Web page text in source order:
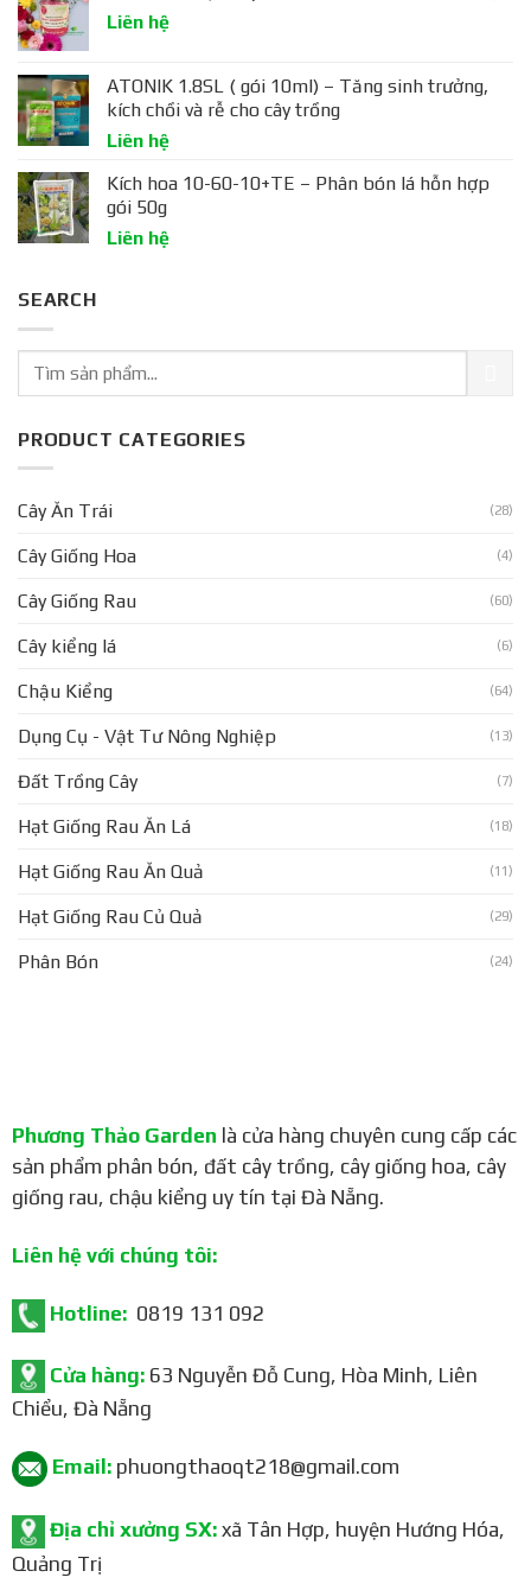
Liên hệ
ATONIK 1.8SL ( gói 10ml) – Tăng sinh trưởng,
kích chồi và rễ cho cây trồng
Liên hệ
Kích hoa 10-60-10+TE – Phân bón lá hỗn hợp
gói 50g
Liên hệ
SEARCH
PRODUCT CATEGORIES
Cây Ăn Trái (28)
Cây Giống Hoa (4)
Cây Giống Rau (60)
Cây kiểng lá (6)
Chậu Kiểng (64)
Dụng Cụ - Vật Tư Nông Nghiệp (13)
Đất Trồng Cây (7)
Hạt Giống Rau Ăn Lá (18)
Hạt Giống Rau Ăn Quả (11)
Hạt Giống Rau Củ Quả (29)
Phân Bón (24)
Phương Thảo Garden là cửa hàng chuyên cung cấp các
sản phẩm phân bón, đất cây trồng, cây giống hoa, cây
giống rau, chậu kiểng uy tín tại Đà Nẵng.
Liên hệ với chúng tôi:
Hotline:0819 131 092
Cửa hàng:63 Nguyễn Đỗ Cung, Hòa Minh, Liên
Chiểu, Đà Nẵng
Email:phuongthaoqt218@gmail.com
Địa chỉ xưởng SX:xã Tân Hợp, huyện Hướng Hóa,
Quảng Trị